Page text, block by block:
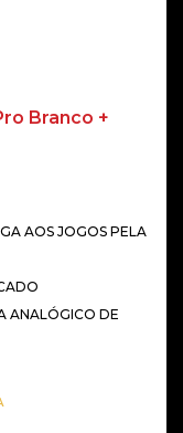
Branco +
AOS JOGOS PELA
ANALÓGICO DE